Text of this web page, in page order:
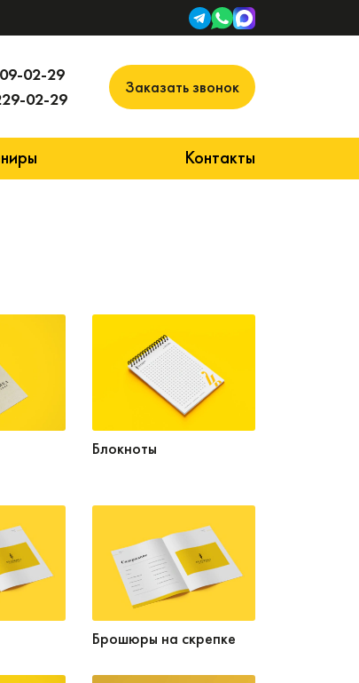
02-29
02-29
Заказать звонок
Контакты
Блокноты
Брошюры на скрепке